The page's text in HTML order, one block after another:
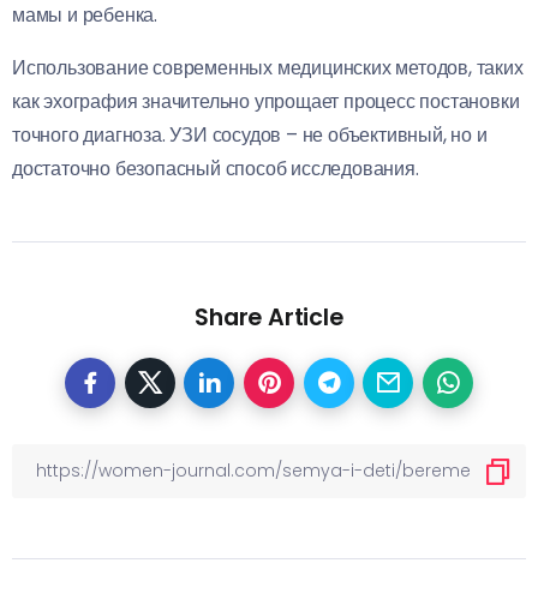
мамы и ребенка.
Использование современных медицинских методов, таких
как эхография значительно упрощает процесс постановки
точного диагноза. УЗИ сосудов – не объективный, но и
достаточно безопасный способ исследования.
Share Article